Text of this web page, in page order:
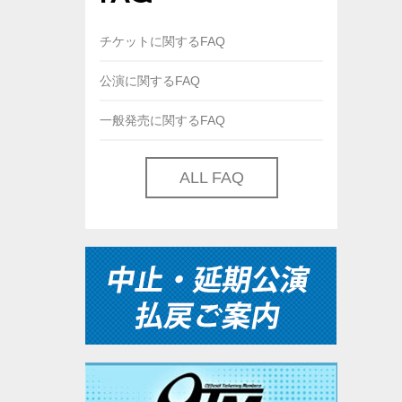
チケットに関するFAQ
公演に関するFAQ
一般発売に関するFAQ
ALL FAQ